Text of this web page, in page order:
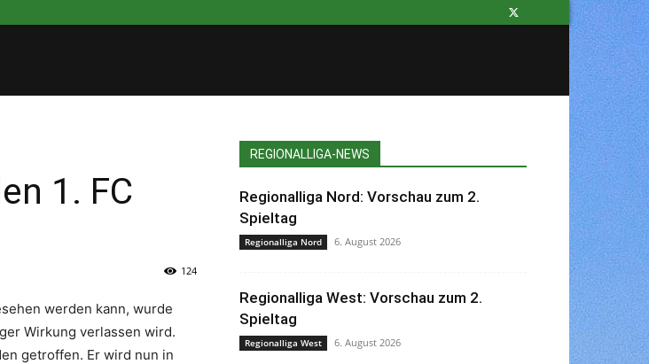
1. FC
124
werden kann, wurde
Wirkung verlassen wird.
getroffen. Er wird nun in
REGIONALLIGA-NEWS
Regionalliga Nord: Vorschau zum 2.
Spieltag
Regionalliga Nord 6. August 2026
Regionalliga West: Vorschau zum 2.
Spieltag
Regionalliga West 6. August 2026